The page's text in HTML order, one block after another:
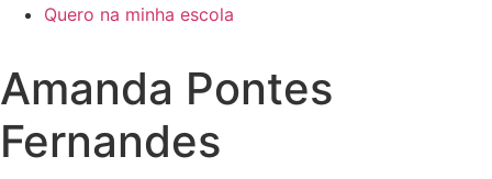
Quero na minha escola
Amanda Pontes
Fernandes